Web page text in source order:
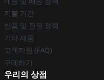
지불 기간
반품 및 환불 정책
기타 제품
고객지원 (FAQ)
구매하기
우리의 상점